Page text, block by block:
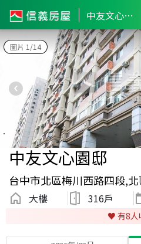
中友文心園邸
圖片 1/14
中友文心園邸
台中市北區梅川西路四段,
大樓 316戶
♥️ 有8